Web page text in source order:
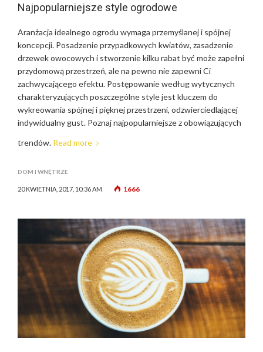
Najpopularniejsze style ogrodowe
Aranżacja idealnego ogrodu wymaga przemyślanej i spójnej
koncepcji. Posadzenie przypadkowych kwiatów, zasadzenie
drzewek owocowych i stworzenie kilku rabat być może zapełni
przydomową przestrzeń, ale na pewno nie zapewni Ci
zachwycającego efektu. Postępowanie według wytycznych
charakteryzujących poszczególne style jest kluczem do
wykreowania spójnej i pięknej przestrzeni, odzwierciedlającej
indywidualny gust. Poznaj najpopularniejsze z obowiązujących
trendów. Read more
DOM I WNĘTRZE
20 KWIETNIA, 2017, 10:36 AM 1666